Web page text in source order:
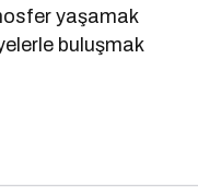
yaşamak
buluşmak